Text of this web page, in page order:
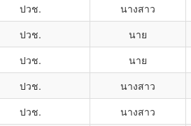
ปวช. นางสาว
ปวช. นาย
ปวช. นาย
ปวช. นางสาว
ปวช. นางสาว